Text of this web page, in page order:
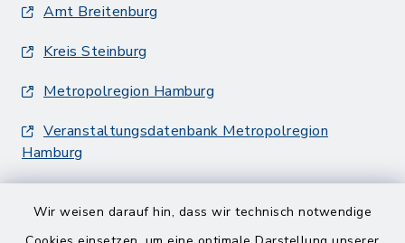
Wir weisen darauf hin, dass wir technisch notwendige
Amt Breitenburg
Kreis Steinburg
Metropolregion Hamburg
Veranstaltungsdatenbank Metropolregion
Hamburg